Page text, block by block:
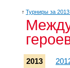
↑ Турниры за 2013
2013